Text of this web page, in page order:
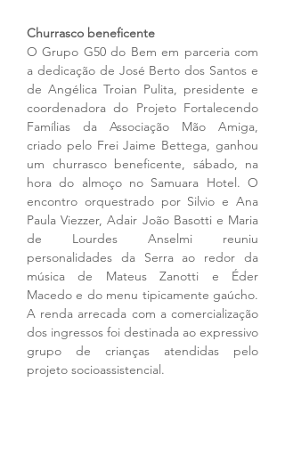
Churrasco beneficente
O Grupo G50 do Bem em parceria com
a dedicação de José Berto dos Santos e
de Angélica Troian Pulita, presidente e
coordenadora do Projeto Fortalecendo
Famílias da Associação Mão Amiga,
criado pelo Frei Jaime Bettega, ganhou
um churrasco beneficente, sábado, na
hora do almoço no Samuara Hotel. O
encontro orquestrado por Silvio e Ana
Paula Viezzer, Adair João Basotti e Maria
de Lourdes Anselmi reuniu
personalidades da Serra ao redor da
música de Mateus Zanotti e Éder
Macedo e do menu tipicamente gaúcho.
A renda arrecada com a comercialização
dos ingressos foi destinada ao expressivo
grupo de crianças atendidas pelo
projeto socioassistencial.